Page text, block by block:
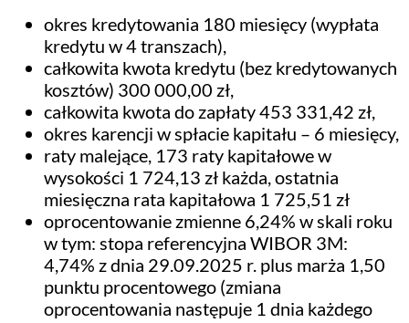
okres kredytowania 180 miesięcy (wypłata
kredytu w 4 transzach),
całkowita kwota kredytu (bez kredytowanych
kosztów) 300 000,00 zł,
całkowita kwota do zapłaty 453 331,42 zł,
okres karencji w spłacie kapitału – 6 miesięcy,
raty malejące, 173 raty kapitałowe w
wysokości 1 724,13 zł każda, ostatnia
miesięczna rata kapitałowa 1 725,51 zł
oprocentowanie zmienne 6,24% w skali roku
w tym: stopa referencyjna WIBOR 3M:
4,74% z dnia 29.09.2025 r. plus marża 1,50
punktu procentowego (zmiana
oprocentowania następuje 1 dnia każdego